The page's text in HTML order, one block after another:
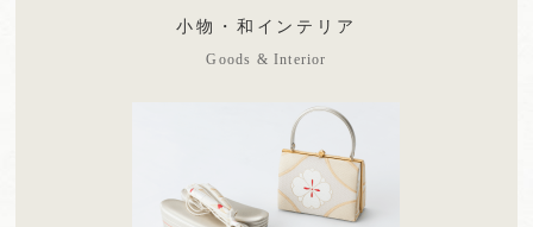
小物・和インテリア
Goods & Interior